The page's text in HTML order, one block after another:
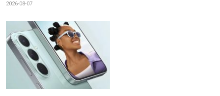
2026-08-07